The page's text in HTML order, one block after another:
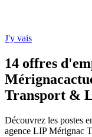
J'y vais
14 offres
Mérignac
Transport &
Découvrez les postes
agence LIP Mérignac